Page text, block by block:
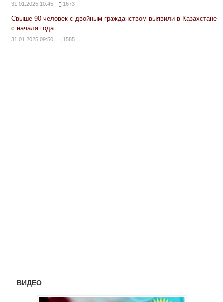
31.01.2025 10:45 1673
Свыше 90 человек с двойным гражданством выявили в Казахстане
с начала года
31.01.2025 09:50 1585
ВИДЕО